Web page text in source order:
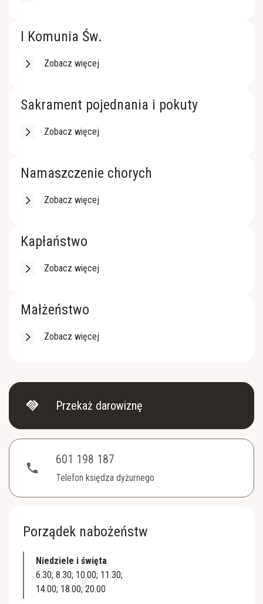
Nabożeństwo z modlitwą o uzdrowienie duszy i
Kaplica szpitalna
Róże Różańcowe
Towarzystwo Przyjaciół WSD
handshake Przekaż darowiznę
phone
601 198 187
Telefon księdza dyżurnego
Porządek nabożeństw
Niedziele i święta
6.30; 8.30; 10.00; 11.30;
14.00; 18.00; 20.00
I Komunia Św.
Zobacz więcej
Sakrament pojednania i pokuty
Zobacz więcej
Namaszczenie chorych
Zobacz więcej
Kapłaństwo
Zobacz więcej
Małżeństwo
Zobacz więcej